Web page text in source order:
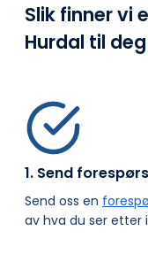
Slik finner vi
Hurdal til
1. Send
Send oss en
av hva du ser etter